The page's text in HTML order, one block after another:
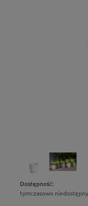
Dostępność:
tymczasowo niedostępny